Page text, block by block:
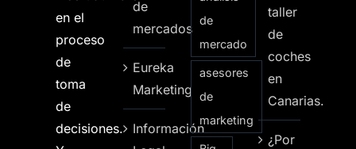
en el
proceso
de
toma
de
decisiones.
de
mercados
Eureka
Marketing
Información
de
mercado
asesores
de
marketing
taller
de
coches
en
Canarias.
¿Por